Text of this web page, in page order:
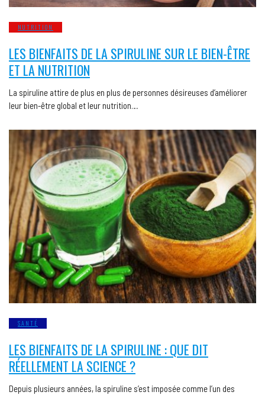
NUTRITION
LES BIENFAITS DE LA SPIRULINE SUR LE BIEN-ÊTRE
ET LA NUTRITION
La spiruline attire de plus en plus de personnes désireuses d’améliorer
leur bien-être global et leur nutrition….
SANTÉ
LES BIENFAITS DE LA SPIRULINE : QUE DIT
RÉELLEMENT LA SCIENCE ?
Depuis plusieurs années, la spiruline s’est imposée comme l’un des